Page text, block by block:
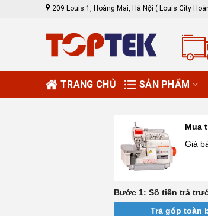
209 Louis 1, Hoàng Mai, Hà Nội ( Louis City
TRANG CHỦ SẢN PHẨM
Mua
Giá
Bước 1: Số tiền trả
Trả góp toàn